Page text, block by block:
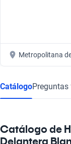
Metropolitana
Catálogo
Catálogo de
Delantera